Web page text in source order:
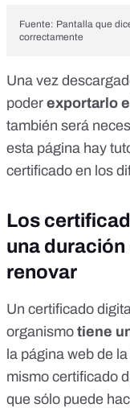
Fuente: Pantalla que
correctamente
Una vez
poder exportarlo
también será
esta página hay
certificado en los
Los
una duración
renovar
Un certificado
organismo tiene
la página web de
mismo certificado
que sólo puede